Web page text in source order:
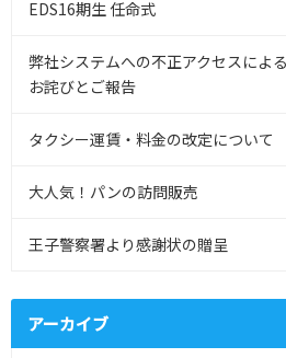
EDS16期生 任命式
弊社システムへの不正アクセスによ
お詫びとご報告
タクシー運賃・料金の改定について
大人気！パンの訪問販売
王子警察署より感謝状の贈呈
アーカイブ